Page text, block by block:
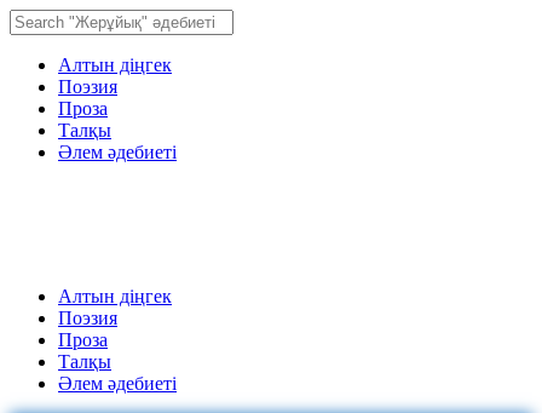
Алтын діңгек
Поэзия
Проза
Талқы
Әлем әдебиеті
Алтын діңгек
Поэзия
Проза
Талқы
Әлем әдебиеті